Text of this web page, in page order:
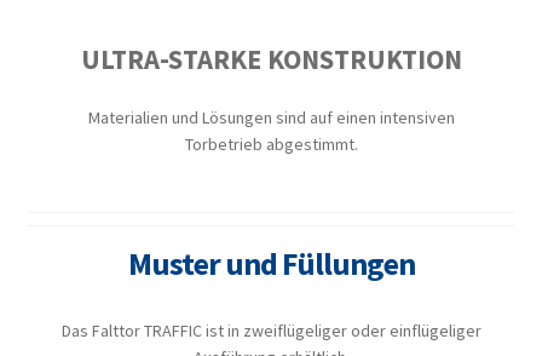
ULTRA-STARKE KONSTRUKTION
Materialien und Lösungen sind auf einen intensiven
Torbetrieb abgestimmt.
Muster und Füllungen
Das Falttor TRAFFIC ist in zweiflügeliger oder einflügeliger